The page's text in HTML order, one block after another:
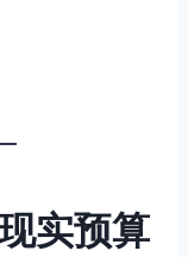
实预算